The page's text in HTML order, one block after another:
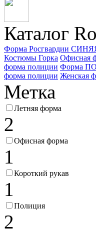
Каталог
Форма Росгвардии
Костюмы Горка Офисная
форма полиции Форма
форма полиции Женская
Метка
Летняя форма
2
Офисная форма
1
Короткий рукав
1
Полиция
2